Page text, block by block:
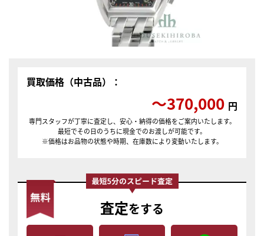
買取価格（中古品）：
〜370,000 円
専門スタッフが丁寧に査定し、安心・納得の価格をご案内いたします。
最短でその日のうちに現金でのお渡しが可能です。
※価格はお品物の状態や時期、在庫数により変動いたします。
査定をする